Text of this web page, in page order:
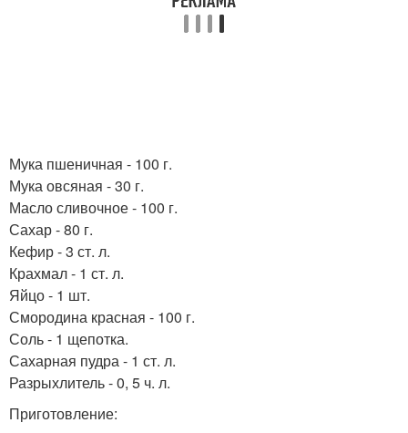
Мука пшеничная - 100 г.
Мука овсяная - 30 г.
Масло сливочное - 100 г.
Сахар - 80 г.
Кефир - 3 ст. л.
Крахмал - 1 ст. л.
Яйцо - 1 шт.
Смородина красная - 100 г.
Соль - 1 щепотка.
Сахарная пудра - 1 ст. л.
Разрыхлитель - 0, 5 ч. л.
Приготовление: